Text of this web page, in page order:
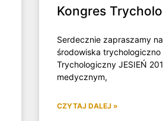
Kongres
Serdecznie zapraszamy
środowiska
Trychologiczny JESIEŃ
medycznym,
CZYTAJ DALEJ »